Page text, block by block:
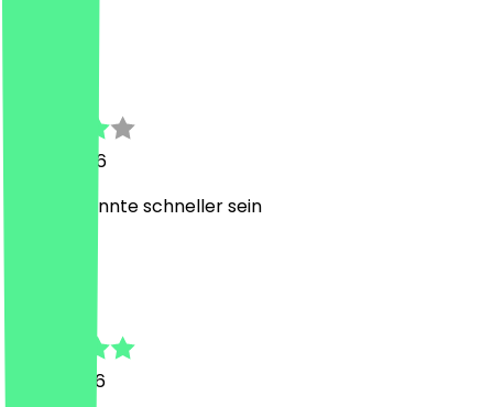
18. Juli 2026
Service könnte schneller sein
12. Juli 2026